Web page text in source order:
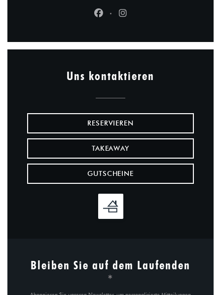
Facebook ((öffnet ein neues
Instagram ((öffnet ein
Uns kontaktieren
RESERVIEREN
TAKEAWAY
GUTSCHEINE
Bleiben Sie auf dem Laufenden
*